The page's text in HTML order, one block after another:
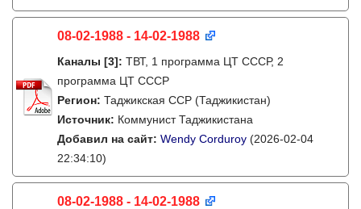
08-02-1988 - 14-02-1988
Каналы [3]: ТВТ, 1 программа ЦТ СССР, 2
программа ЦТ СССР
Регион: Таджикская ССР (Таджикистан)
Источник: Коммунист Таджикистана
Добавил на сайт: Wendy Corduroy (2026-02-04
22:34:10)
08-02-1988 - 14-02-1988